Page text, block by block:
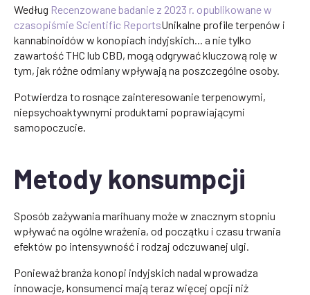
Według Recenzowane badanie z 2023 r. opublikowane w
czasopiśmie Scientific ReportsUnikalne profile terpenów i
kannabinoidów w konopiach indyjskich... a nie tylko
zawartość THC lub CBD, mogą odgrywać kluczową rolę w
tym, jak różne odmiany wpływają na poszczególne osoby.
Potwierdza to rosnące zainteresowanie terpenowymi,
niepsychoaktywnymi produktami poprawiającymi
samopoczucie.
Metody konsumpcji
Sposób zażywania marihuany może w znacznym stopniu
wpływać na ogólne wrażenia, od początku i czasu trwania
efektów po intensywność i rodzaj odczuwanej ulgi.
Ponieważ branża konopi indyjskich nadal wprowadza
innowacje, konsumenci mają teraz więcej opcji niż